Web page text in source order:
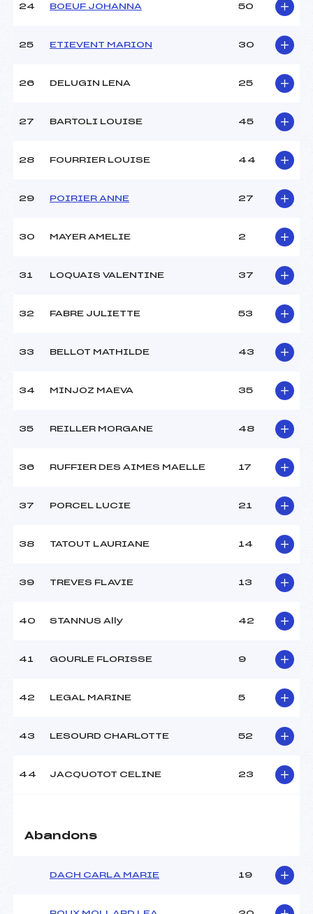
24 BOEUF JOHANNA 50
25 ETIEVENT MARION 30
26 DELUGIN LENA 25
27 BARTOLI LOUISE 45
28 FOURRIER LOUISE 44
29 POIRIER ANNE 27
30 MAYER AMELIE 2
31 LOQUAIS VALENTINE 37
32 FABRE JULIETTE 53
33 BELLOT MATHILDE 43
34 MINJOZ MAEVA 35
35 REILLER MORGANE 48
36 RUFFIER DES AIMES MAELLE 17
37 PORCEL LUCIE 21
38 TATOUT LAURIANE 14
39 TREVES FLAVIE 13
40 STANNUS Ally 42
41 GOURLE FLORISSE 9
42 LEGAL MARINE 5
43 LESOURD CHARLOTTE 52
44 JACQUOTOT CELINE 23
Abandons
DACH CARLA MARIE 19